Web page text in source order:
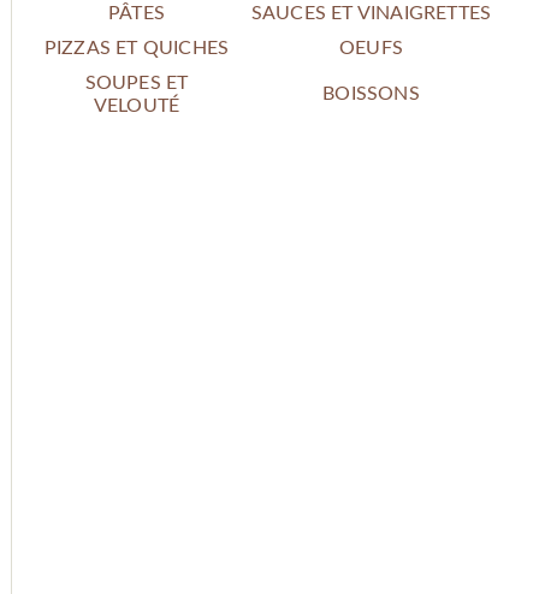
PÂTES
SAUCES ET VINAIGRETTES
PIZZAS ET QUICHES
OEUFS
SOUPES ET
VELOUTÉ
BOISSONS